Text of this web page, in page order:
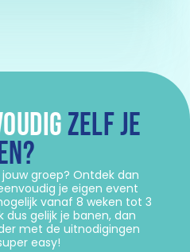
ZELF JE
groep? Ontdek dan
je eigen event
vanaf 8 weken tot 3
dus gelijk je banen, dan
met de uitnodigingen
easy!